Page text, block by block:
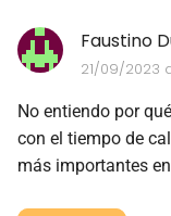
Faustino
21/09/2023
No entiendo por
con el tiempo de
más importantes